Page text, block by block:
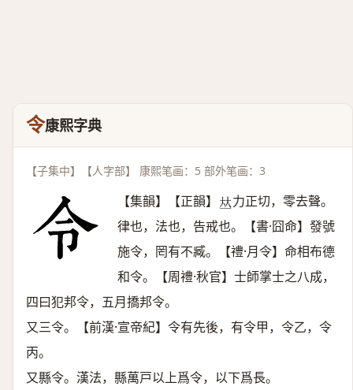
令康熙字典
【子集中】【人字部】 康熙笔画：5 部外笔画：3
【集韻】【正韻】 𠀤力正切，零去聲。
律也，法也，告戒也。【書·囧命】發號
施令，罔有不臧。【禮·月令】命相布德
和令。【周禮·秋官】士師掌士之八成，
四曰犯邦令，五月撟邦令。
又三令。【前漢·宣帝紀】令有先後，有令甲，令乙，令
丙。
又縣令。漢法，縣萬戸以上爲令，以下爲長。